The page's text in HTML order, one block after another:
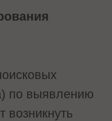
по выявлению
возникнуть